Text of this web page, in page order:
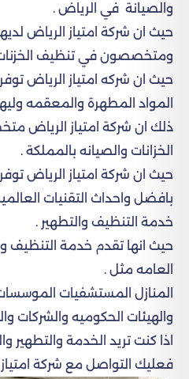
والصيانة في الرياض .
حيث ان شركة امتياز الرياض
ومتخصصون في تنظيف الخزنات
حيث ان شركه امتياز الرياض
المواد المطهرة والمعقمه
ذلك ان شركة امتياز الرياض
الخزانات والصيانه بالمملكة .
حيث ان شركة امتياز الرياض
بافضل واحداث التقنيات
خدمة التنظيف والتطهير .
حيث انها تقدم خدمة التنظيف
العامه مثل .
المنازل المستشفيات
والهيئات الحكوميه والشركات
اذا كنت تريد الخدمة والتطهير
فعليك التواصل مع شركة